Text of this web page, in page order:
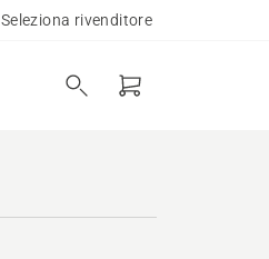
Seleziona rivenditore